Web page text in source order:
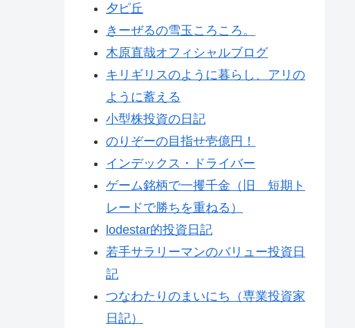
夕ピ丘
きーぜるの雪玉ころころ。
木原直哉オフィシャルブログ
キリギリスのように暮らし、アリの
ように蓄える
小型株投資の日記
のりぞーの目指せ壱億円！
インデックス・ドライバー
ゲーム銘柄で一攫千金（旧 短期ト
レードで勝ちを重ねる）
lodestar的投資日記
若手サラリーマンのバリュー投資日
記
つなわたりのまいにち（専業投資家
日記）